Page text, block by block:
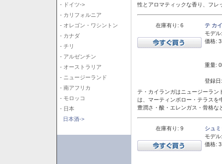
- ドイツ->
- カリフォルニア
- オレゴン・ワシントン
- カナダ
- チリ
- アルゼンチン
- オーストラリア
- ニュージーランド
- 南アフリカ
- モロッコ
- 日本
日本酒->
性とアロマティックな香り、フレ
在庫有り: 6
テ カ
モデル:
価格:
重量:
登録
テ・カイランガはニュージーラン
は、マーティンボロー・テラスを
豊潤さ・酸・エレンガス・骨格
在庫有り: 9
シュ
モデル:
価格: